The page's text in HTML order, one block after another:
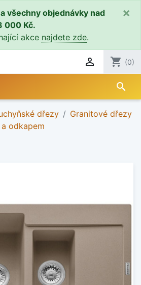
všechny objednávky nad
000 Kč.
akce najdete zde.
×
 shopping_cart (0)
search
dřezy
Granitové dřezy
odkapem